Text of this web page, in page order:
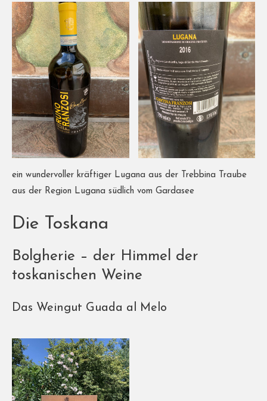
ein wundervoller kräftiger Lugana aus der Trebbina Traube
aus der Region Lugana südlich vom Gardasee
Die Toskana
Bolgherie – der Himmel der
toskanischen Weine
Das Weingut Guada al Melo